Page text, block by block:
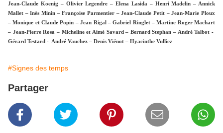
Jean-Claude Koenig – Olivier Legendre – Elena Lasida – Henri Madelin – Annick
Mallet – Inès Minin – Françoise Parmentier – Jean-Claude Petit – Jean-Marie Ploux
– Monique et Claude Popin – Jean Rigal – Gabriel Ringlet – Martine Roger Machart
– Jean-Pierre Rosa – Micheline et Aimé Savard – Bernard Stephan – André Talbot -
Gérard Testard - André Vauchez – Denis Viénot – Hyacinthe Vulliez
#Signes des temps
Partager